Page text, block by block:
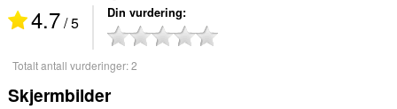
4.7/ 5 Din vurdering
Totalt antall vurderinger:2
Skjermbilder